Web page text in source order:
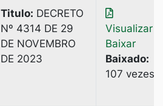
Titulo: DECRETO
Nº 4314 DE 29
DE NOVEMBRO
DE 2023
Visualizar
Baixar
Baixado:
107 vezes